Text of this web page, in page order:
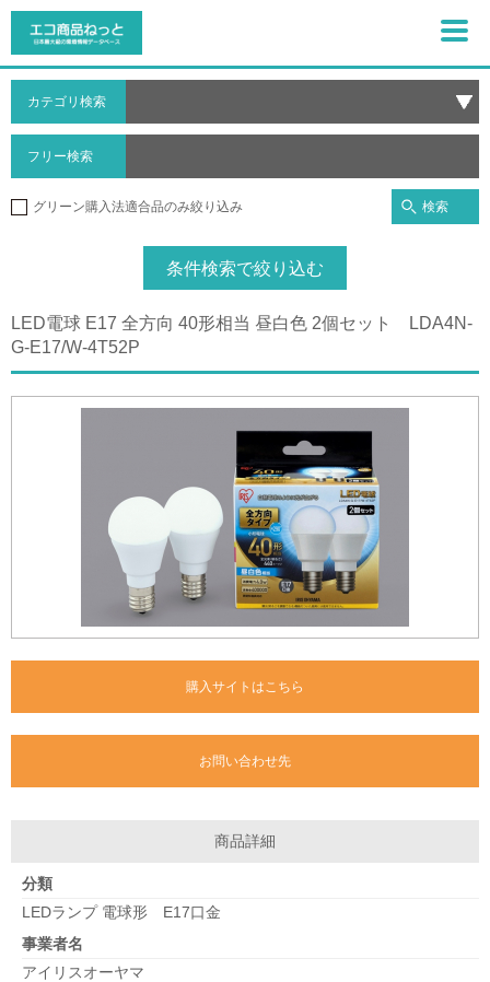
カテゴリ検索
フリー検索
グリーン購入法適合品のみ絞り込み 検索
条件検索で絞り込む
LED電球 E17 全方向 40形相当 昼白色 2個セット LDA4N-
G-E17/W-4T52P
購入サイトはこちら
お問い合わせ先
商品詳細
分類
LEDランプ 電球形 E17口金
事業者名
アイリスオーヤマ